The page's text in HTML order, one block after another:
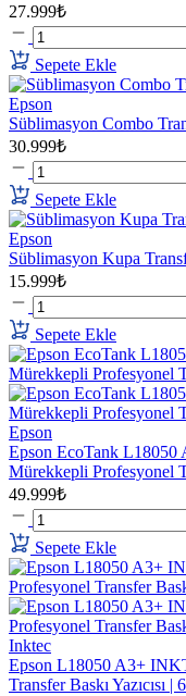
27.999₺
Sepete Ekle
Epson
Süblimasyon Combo
30.999₺
Sepete Ekle
Epson
Süblimasyon Kupa
15.999₺
Sepete Ekle
Epson
Epson EcoTank L18050
Mürekkepli Profesyonel
49.999₺
Sepete Ekle
Inktec
Epson L18050 A3+
Transfer Baskı Yazıcısı